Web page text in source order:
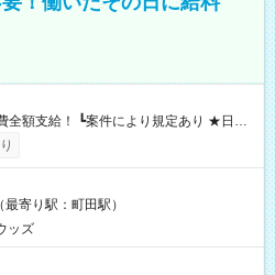
働いたその日に現金GET♪ お仕事後はコ
き落とせます！ 【試用期間】試
寄り駅：町田駅）
ッズ